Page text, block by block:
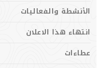
الأنشطة والفعاليات
انتهاء هذا الاعلان
عطاءات